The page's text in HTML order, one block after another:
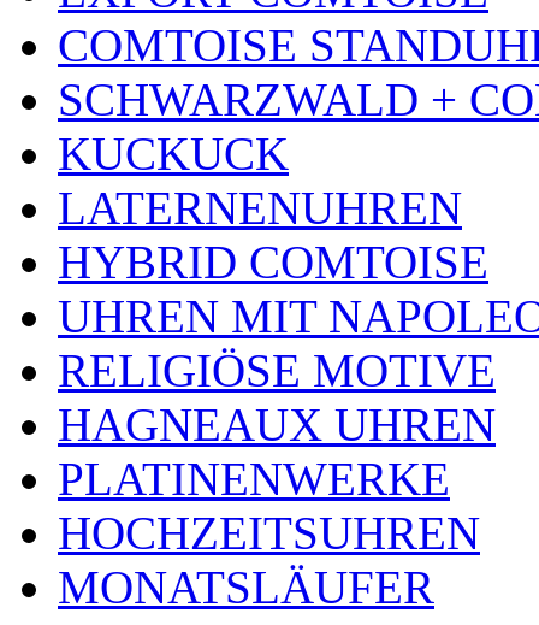
COMTOISE
SCHWARZWALD +
KUCKUCK
LATERNENUHREN
HYBRID COMTOISE
UHREN MIT
RELIGIÖSE MOTIVE
HAGNEAUX UHREN
PLATINENWERKE
HOCHZEITSUHREN
MONATSLÄUFER